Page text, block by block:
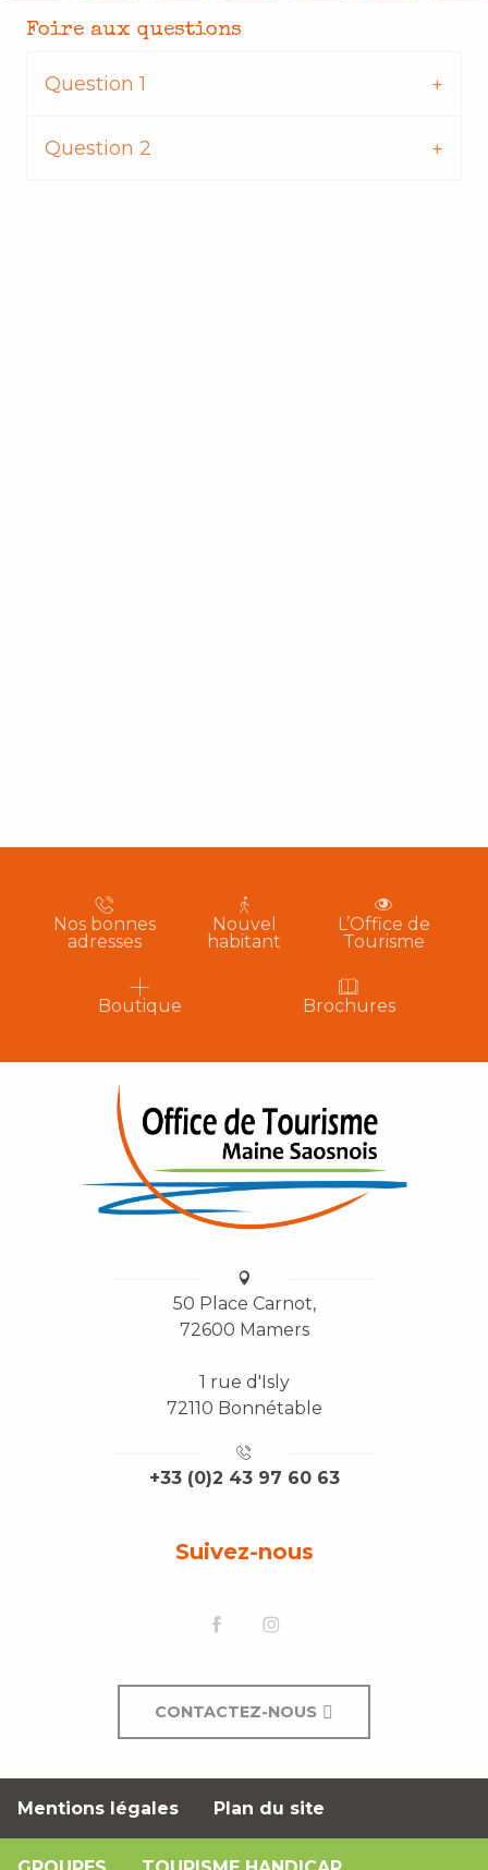
Foire aux questions
Question 1
Question 2
Nos bonnes
adresses
Nouvel
habitant
L’Office de
Tourisme
Boutique Brochures
50 Place Carnot,
72600 Mamers
1 rue d'Isly
72110 Bonnétable
+33 (0)2 43 97 60 63
Suivez-nous
CONTACTEZ-NOUS
Mentions légales Plan du site